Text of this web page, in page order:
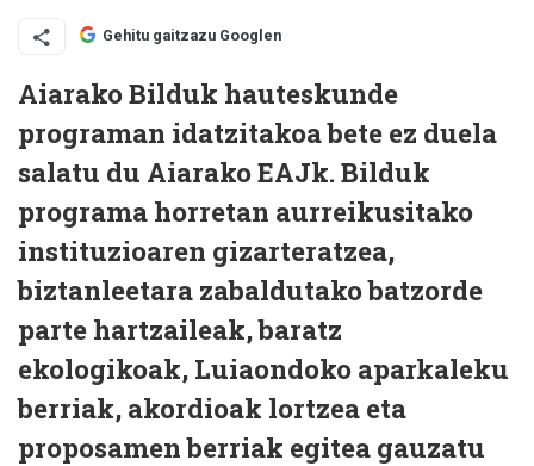
Gehitu gaitzazu Googlen
Aiarako Bilduk hauteskunde
programan idatzitakoa bete ez duela
salatu du Aiarako EAJk. Bilduk
programa horretan aurreikusitako
instituzioaren gizarteratzea,
biztanleetara zabaldutako batzorde
parte hartzaileak, baratz
ekologikoak, Luiaondoko aparkaleku
berriak, akordioak lortzea eta
proposamen berriak egitea gauzatu